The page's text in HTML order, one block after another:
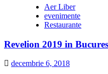
Aer Liber
evenimente
Restaurante
Revelion 2019 in
decembrie 6, 2018